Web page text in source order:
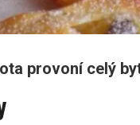
provoní celý